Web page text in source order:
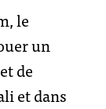
le
un
de
et dans